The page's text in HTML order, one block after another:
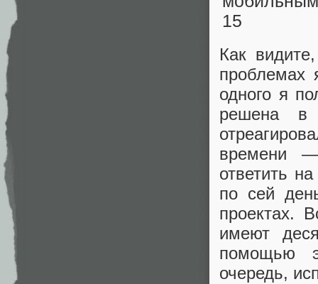
Как
проблемах
одного я
решена в
времени
ответить
по сей
проектах.
имеют
помощью
очередь,